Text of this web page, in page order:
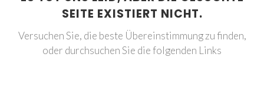
SEITE EXISTIERT NICHT.
Versuchen Sie, die beste Übereinstimmung zu finden,
oder durchsuchen Sie die folgenden Links